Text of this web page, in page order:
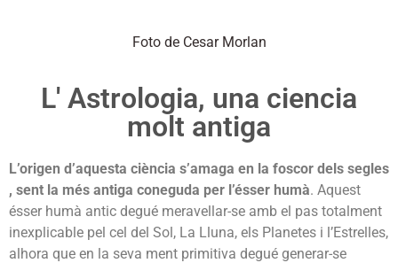
Foto de Cesar Morlan
L' Astrologia, una ciencia
molt antiga
L’origen d’aquesta ciència s’amaga en la foscor dels segles
, sent la més antiga coneguda per l’ésser humà. Aquest
ésser humà antic degué meravellar-se amb el pas totalment
inexplicable pel cel del Sol, La Lluna, els Planetes i l’Estrelles,
alhora que en la seva ment primitiva degué generar-se